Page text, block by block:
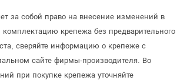
за собой право на внесение изменений в
крепежа без предварительного
сверяйте информацию о крепеже с
сайте фирмы-производителя. Во
при покупке крепежа уточняйте